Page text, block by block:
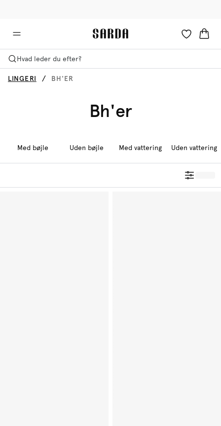
Hvad leder du efter?
LINGERI BH'ER
Bh'er
Med bøjle Uden bøjle Med vattering Uden vattering